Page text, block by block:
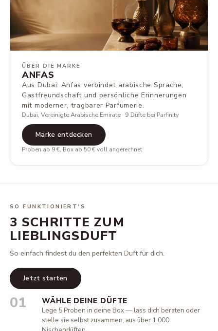
ÜBER DIE MARKE
ANFAS
Aus Dubai: Anfas verbindet arabische Sprache,
Gastfreundschaft und persönliche Erinnerungen
mit moderner, tragbarer Parfümerie.
Dubai, Vereinigte Arabische Emirate · 9 Düfte bei Parfinity
Marke entdecken
Proben ab 9 €, Box ab 50 € voll angerechnet
SO FUNKTIONIERT'S
3 SCHRITTE ZUM
LIEBLINGSDUFT
So einfach findest du den perfekten Duft für dich.
Jetzt starten
01 WÄHLE DEINE DÜFTE
Lege 5 Proben in deine Box — lass dich beraten oder
stelle sie selbst zusammen, aus über 1.000